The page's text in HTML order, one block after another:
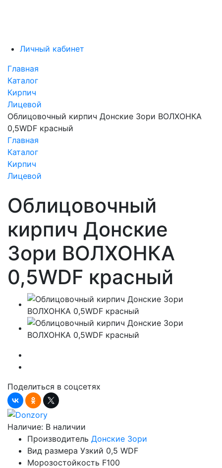
Личный кабинет
Главная
Каталог
Кирпич
Лицевой
Облицовочный кирпич Донские Зори ВОЛХОНКА
0,5WDF красный
Главная
Каталог
Кирпич
Лицевой
Облицовочный
кирпич Донские
Зори ВОЛХОНКА
0,5WDF красный
Поделиться в соцсетях
Наличие: В наличии
Производитель Донские Зори
Вид размера Узкий 0,5 WDF
Морозостойкость F100